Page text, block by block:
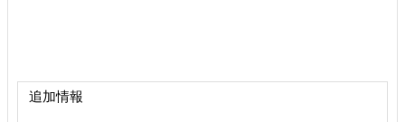
追加情報